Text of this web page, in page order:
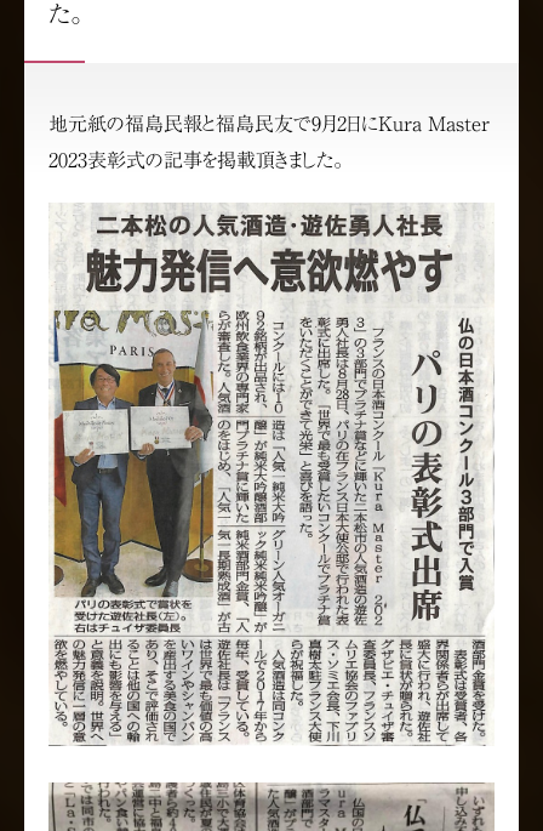
た。
地元紙の福島民報と福島民友で9月2日にKura Master
2023表彰式の記事を掲載頂きました。